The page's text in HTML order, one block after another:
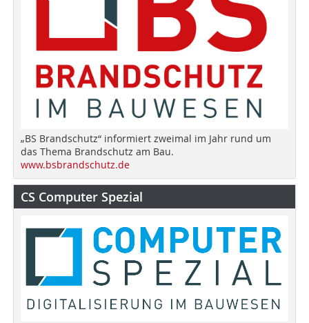
„BS Brandschutz“ informiert zweimal im Jahr rund um
das Thema Brandschutz am Bau.
www.bsbrandschutz.de
CS Computer Spezial